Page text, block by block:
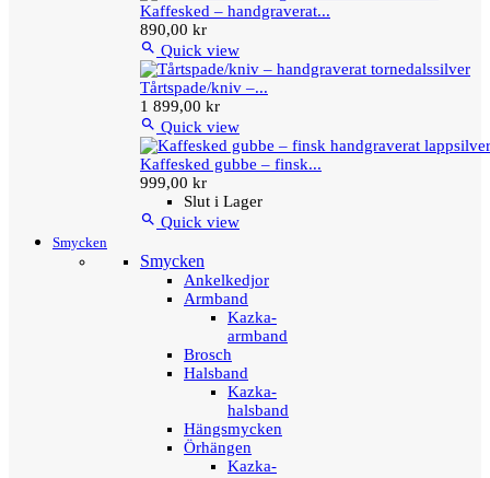
Kaffesked – handgraverat...
890,00 kr
 Quick view
Tårtspade/kniv –...
1 899,00 kr
 Quick view
Kaffesked gubbe – finsk...
999,00 kr
Slut i Lager
 Quick view
Smycken
Smycken
Ankelkedjor
Armband
Kazka-
armband
Brosch
Halsband
Kazka-
halsband
Hängsmycken
Örhängen
Kazka-